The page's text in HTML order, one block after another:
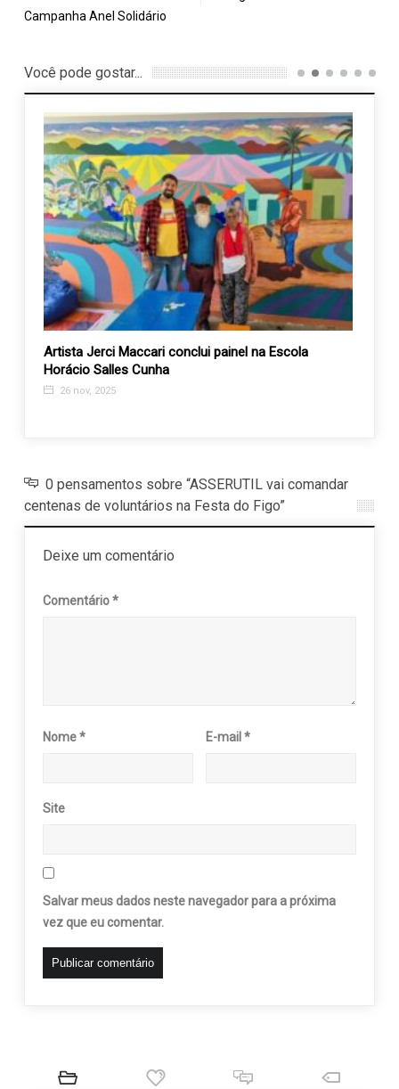
Campanha Anel Solidário
Você pode gostar...
Artista Jerci Maccari conclui painel na Escola
Horácio Salles Cunha
26 nov, 2025
0 pensamentos sobre “ASSERUTIL vai comandar
centenas de voluntários na Festa do Figo”
Deixe um comentário
Comentário*
Nome* E-mail*
Site
Salvar meus dados neste navegador para a próxima
vez que eu comentar.